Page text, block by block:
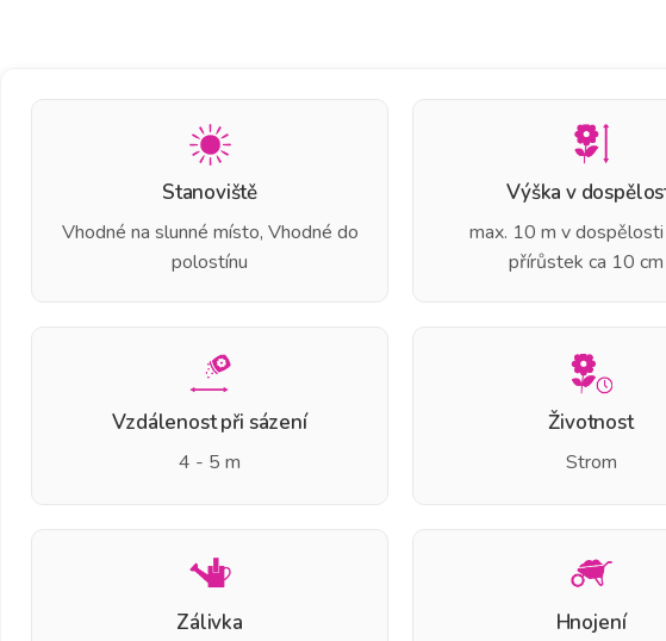
Stanoviště
Vhodné na slunné místo, Vhodné do
polostínu
Výška v
max. 10 m v dospělosti
přírůstek ca 10 cm
Vzdálenost při sázení
4 - 5 m
Životnost
Strom
Zálivka Hnojení